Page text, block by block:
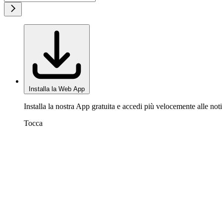
Installa la Web App
Installa la nostra App gratuita e accedi più velocemente alle
Tocca